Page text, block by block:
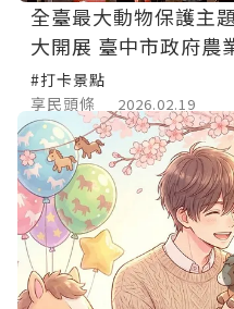
全臺最大動物保護主
大開展 臺中市政府農
#打卡景點
享民頭條
2026.02.19